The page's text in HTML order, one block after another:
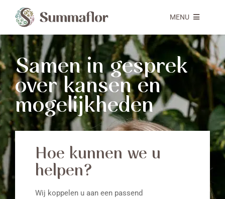
inhoud
MENU
RETAILPARTNER
ETAILPARTNER
DUURZAAMHEID
OVER SUMMAFLOR
CONTACT
Samen in gesprek
over kansen en
mogelijkheden
Hoe kunnen we u
helpen?
Wij koppelen u aan een passend